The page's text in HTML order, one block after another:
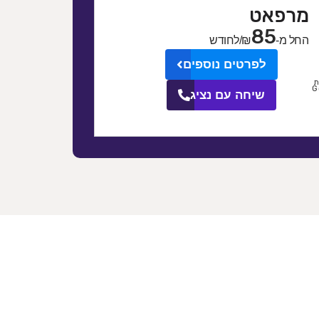
מרפאט
החל מ-85₪/לחודש
לפרטים נוספים
שיחה עם נציג